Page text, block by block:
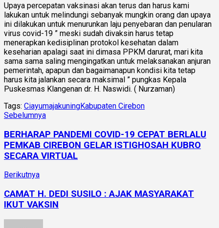
Upaya percepatan vaksinasi akan terus dan harus kami
lakukan untuk melindungi sebanyak mungkin orang dan upaya
ini dilakukan untuk menurunkan laju penyebaran dan penularan
virus covid-19 ” meski sudah divaksin harus tetap
menerapkan kedisiplinan protokol kesehatan dalam
keseharian apalagi saat ini dimasa PPKM darurat, mari kita
sama sama saling mengingatkan untuk melaksanakan anjuran
pemerintah, apapun dan bagaimanapun kondisi kita tetap
harus kita jalankan secara maksimal ” pungkas Kepala
Puskesmas Klangenan dr. H. Naswidi. ( Nurzaman)
Tags: CiayumajakuningKabupaten Cirebon
Sebelumnya
BERHARAP PANDEMI COVID-19 CEPAT BERLALU
PEMKAB CIREBON GELAR ISTIGHOSAH KUBRO
SECARA VIRTUAL
Berikutnya
CAMAT H. DEDI SUSILO : AJAK MASYARAKAT
IKUT VAKSIN